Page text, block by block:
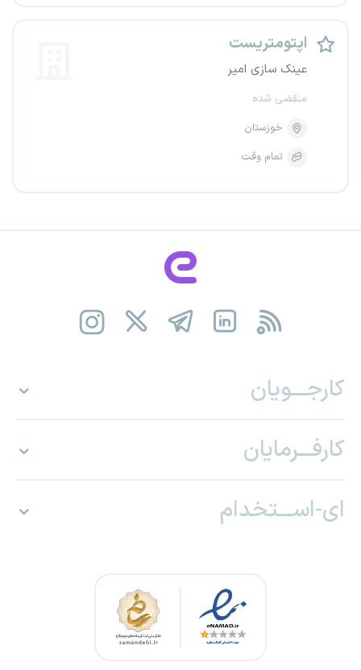
اپتومتریست
عینک سازی امیر
منقضی شده
خوزستان
تمام وقت
کارجـــویان
کارفـــرمایان
ای-اســـتخدام